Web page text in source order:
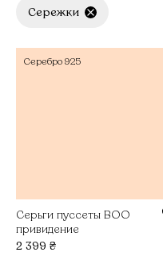
Сережки
Серебро 925
Серьги пуссеты BOO
привидение
2 399 ₴